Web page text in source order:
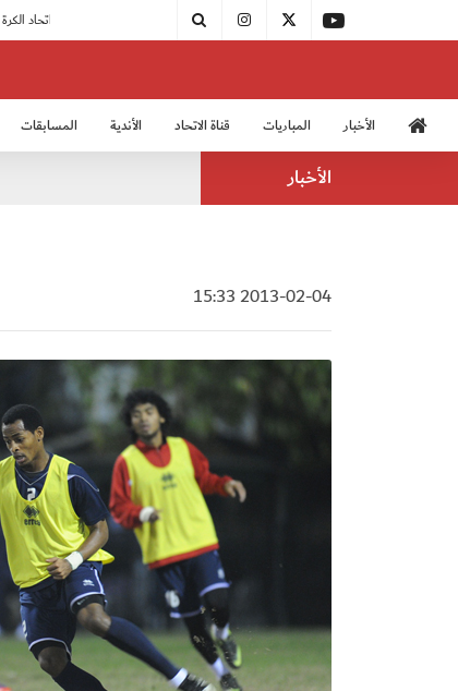
الأخبار المباريات قناة الاتحاد الأندية المسابقات
الأخبار
2013-02-04 15:33